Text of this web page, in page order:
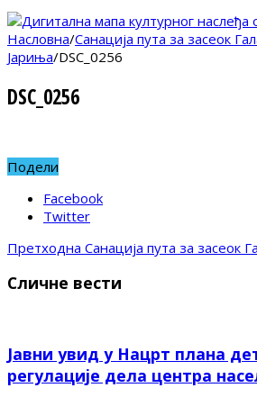
Насловна/Санација пута за засеок
Јариња/DSC_0256
DSC_0256
Подели
Facebook
Twitter
Претходна Санација пута за засеок
Сличне вести
Јавни увид у Нацрт плана
регулације дела центра